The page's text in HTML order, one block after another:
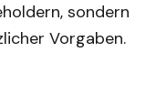
sondern
Vorgaben.